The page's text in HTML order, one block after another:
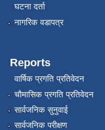
घटना दर्ता
नागरिक वडापत्र
Reports
वार्षिक प्रगति प्रतिवेदन
चौमासिक प्रगति प्रतिवेदन
सार्वजनिक सुनुवाई
सार्वजनिक परीक्षण